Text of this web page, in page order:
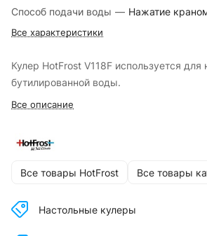
Способ подачи воды — Нажатие
Все характеристики
Кулер HotFrost V118F используется для
бутилированной воды.
Все описание
Все товары HotFrost Все товары
Настольные кулеры